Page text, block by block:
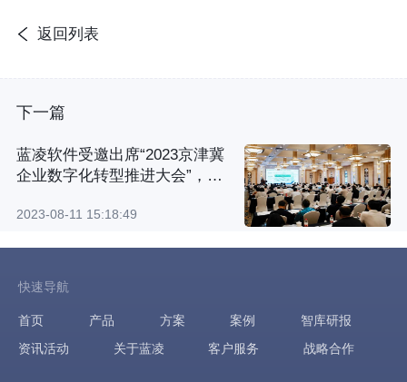
返回列表
下一篇
蓝凌软件受邀出席“2023京津冀
企业数字化转型推进大会”，大
潮流！
2023-08-11 15:18:49
快速导航
首页 产品 方案 案例
智库研报
资讯活动
关于蓝凌 客户服务 战略合作